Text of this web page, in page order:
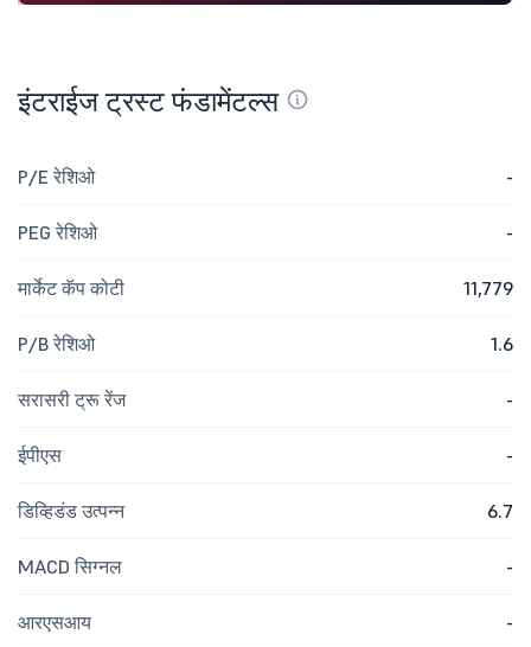
इंटराईज ट्रस्ट फंडामेंटल्स
P/E रेशिओ -
PEG रेशिओ -
मार्केट कॅप कोटी 11,779
P/B रेशिओ 1.6
सरासरी ट्रू रेंज -
ईपीएस -
डिव्हिडंड उत्पन्न 6.7
MACD सिग्नल -
आरएसआय -